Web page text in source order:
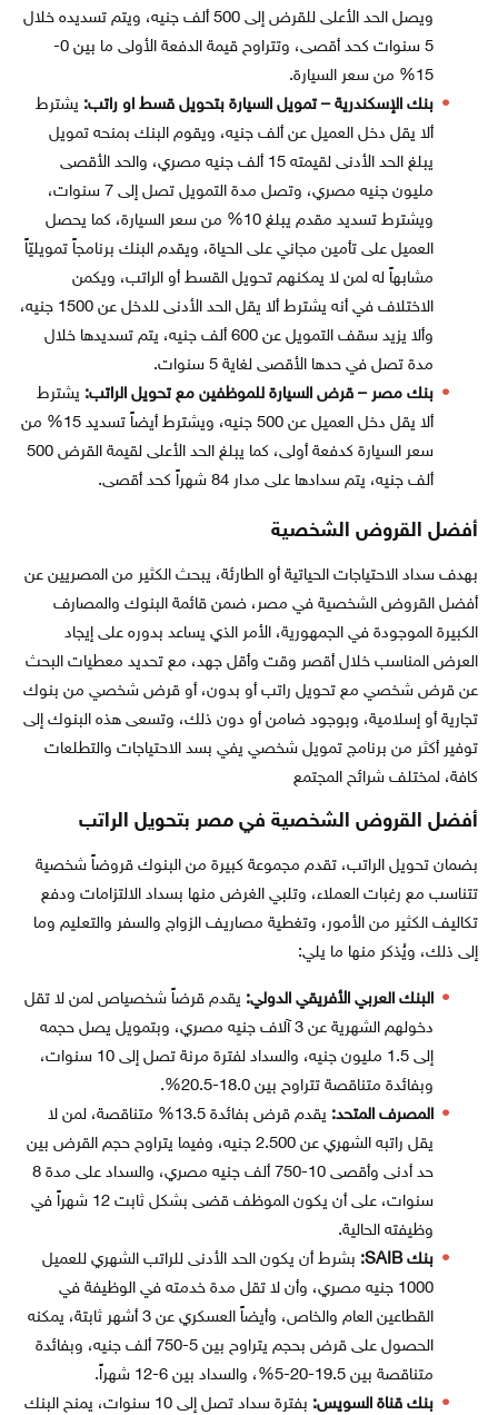
ويصل الحد الأعلى للقرض إلى 500 ألف جنيه، ويتم تسديده خلال
5 سنوات كحد أقصى، وتتراوح قيمة الدفعة الأولى ما بين 0-
15% من سعر السيارة.
بنك الإسكندرية – تمويل السيارة بتحويل قسط او راتب: يشترط
ألا يقل دخل العميل عن ألف جنيه، ويقوم البنك بمنحه تمويل
يبلغ الحد الأدنى لقيمته 15 ألف جنيه مصري، والحد الأقصى
مليون جنيه مصري، وتصل مدة التمويل تصل إلى 7 سنوات،
ويشترط تسديد مقدم يبلغ 10% من سعر السيارة، كما يحصل
العميل على تأمين مجاني على الحياة، ويقدم البنك برنامجاً تمويليّاً
مشابهاً له لمن لا يمكنهم تحويل القسط أو الراتب، ويكمن
الاختلاف في أنه يشترط ألا يقل الحد الأدنى للدخل عن 1500 جنيه،
وألا يزيد سقف التمويل عن 600 ألف جنيه، يتم تسديدها خلال
مدة تصل في حدها الأقصى لغاية 5 سنوات.
بنك مصر – قرض السيارة للموظفين مع تحويل الراتب: يشترط
ألا يقل دخل العميل عن 500 جنيه، ويشترط أيضاً تسديد 15% من
سعر السيارة كدفعة أولى، كما يبلغ الحد الأعلى لقيمة القرض 500
ألف جنيه، يتم سدادها على مدار 84 شهراً كحد أقصى.
أفضل القروض الشخصية
بهدف سداد الاحتياجات الحياتية أو الطارئة، يبحث الكثير من المصريين عن
أفضل القروض الشخصية في مصر، ضمن قائمة البنوك والمصارف
الكبيرة الموجودة في الجمهورية، الأمر الذي يساعد بدوره على إيجاد
العرض المناسب خلال أقصر وقت وأقل جهد، مع تحديد معطيات البحث
عن قرض شخصي مع تحويل راتب أو بدون، أو قرض شخصي من بنوك
تجارية أو إسلامية، وبوجود ضامن أو دون ذلك، وتسعى هذه البنوك إلى
توفير أكثر من برنامج تمويل شخصي يفي بسد الاحتياجات والتطلعات
كافة، لمختلف شرائح المجتمع
أفضل القروض الشخصية في مصر بتحويل الراتب
بضمان تحويل الراتب، تقدم مجموعة كبيرة من البنوك قروضاً شخصية
تتناسب مع رغبات العملاء، وتلبي الغرض منها بسداد الالتزامات ودفع
تكاليف الكثير من الأمور، وتغطية مصاريف الزواج والسفر والتعليم وما
إلى ذلك، ويُذكر منها ما يلي:
البنك العربي الأفريقي الدولي: يقدم قرضاً شخصياص لمن لا تقل
دخولهم الشهرية عن 3 آلاف جنيه مصري، وبتمويل يصل حجمه
إلى 1.5 مليون جنيه، والسداد لفترة مرنة تصل إلى 10 سنوات،
وبفائدة متناقصة تتراوح بين 18.0-20.5%.
المصرف المتحد:
يقدم قرض بفائدة 13.5% متناقصة، لمن لا
يقل راتبه الشهري عن 2.500 جنيه، وفيما يتراوح حجم القرض بين
حد أدنى وأقصى 10-750 ألف جنيه مصري، والسداد على مدة 8
سنوات، على أن يكون الموظف قضى بشكل ثابت 12 شهراً في
وظيفته الحالية.
بنك SAIB:
بشرط أن يكون الحد الأدنى للراتب الشهري للعميل
1000 جنيه مصري، وأن لا تقل مدة خدمته في الوظيفة في
القطاعين العام والخاص، وأيضاً العسكري عن 3 أشهر ثابتة، يمكنه
الحصول على قرض بحجم يتراوح بين 5-750 ألف جنيه، وبفائدة
متناقصة بين 19.5-20-5%، والسداد بين 6-12 شهراً.
بنك قناة السويس:
بفترة سداد تصل إلى 10 سنوات، يمنح البنك